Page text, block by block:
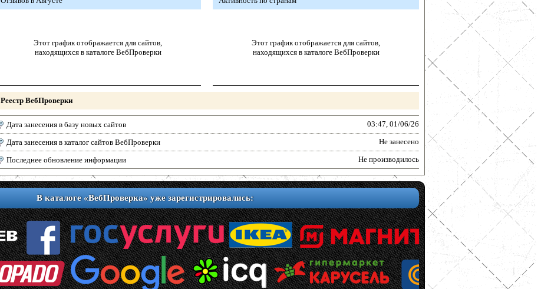
Этот график отображается для сайтов,
находящихся в каталоге ВебПроверки
Этот график отображается для сайтов,
находящихся в каталоге ВебПроверки
Реестр ВебПроверки
Дата занесения в базу новых сайтов 03:47, 01/06/26
Дата занесения в каталог сайтов ВебПроверки Не занесено
Последнее обновление информации Не производилось
В каталоге «ВебПроверка» уже зарегистрировались: